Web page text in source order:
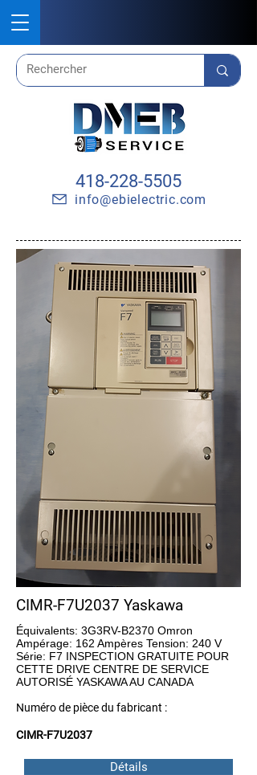
418-228-5505
info@ebielectric.com
CIMR-F7U2037 Yaskawa
Équivalents: 3G3RV-B2370 Omron
Ampérage: 162 Ampères Tension: 240 V
Série: F7 INSPECTION GRATUITE POUR
CETTE DRIVE CENTRE DE SERVICE
AUTORISÉ YASKAWA AU CANADA
Numéro de pièce du fabricant :
CIMR-F7U2037
Détails